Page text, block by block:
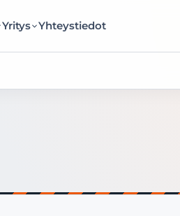
Yritys Yhteystiedot